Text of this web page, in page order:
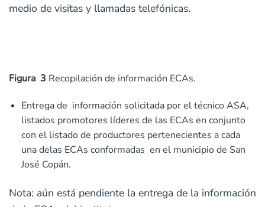
medio de visitas y llamadas telefónicas.
Figura 3 Recopilación de información ECAs.
Entrega de información solicitada por el técnico ASA,
listados promotores líderes de las ECAs en conjunto
con el listado de productores pertenecientes a cada
una delas ECAs conformadas en el municipio de San
José Copán.
Nota: aún está pendiente la entrega de la información